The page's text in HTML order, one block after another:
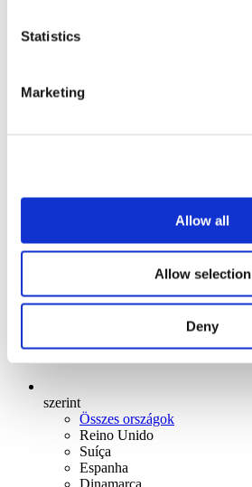
Statistics
Marketing
Allow all
Allow selection
Deny
szerint
Összes országok
Reino Unido
Suíça
Espanha
Dinamarca